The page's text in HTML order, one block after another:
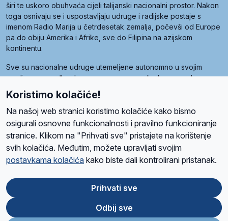
širi te uskoro obuhvaća cijeli talijanski nacionalni prostor. Nakon
toga osnivaju se i uspostavljaju udruge i radijske postaje s
imenom Radio Marija u četrdesetak zemalja, počevši od Europe
pa do obiju Amerika i Afrike, sve do Filipina na azijskom
kontinentu.
Sve su nacionalne udruge utemeljene autonomno u svojim
zemljama, a međusobna su povezane preko krovne udruge
pod nazivom Svjetska obitelj Radio Marije (World Family of
Radio Maria). Svjetsku obitelj utemeljilo je sedam članica, među
kojima je i hrvatska Udruga Radio Marija.
O namaRadio ProgramVolonteriPrijateljiKontaktPravila privatnosti
Ova stranica je zaštićena Google reCAPTCHA sustavom
Store
Google
Play
Koristimo kolačiće!
Na našoj web stranici koristimo kolačiće kako bismo
osigurali osnovne funkcionalnosti i pravilno funkcioniranje
stranice. Klikom na "Prihvati sve" pristajete na korištenje
svih kolačića. Međutim, možete upravljati svojim
postavkama kolačića kako biste dali kontrolirani pristanak.
Prihvati sve
Odbij sve